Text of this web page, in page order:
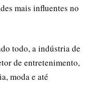
mais influentes no
todo, a indústria de
de entretenimento,
moda e até